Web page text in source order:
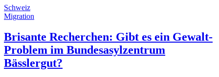
Schweiz
Migration
Brisante Recherchen: Gibt es ein Gewalt-
Problem im Bundesasylzentrum
Bässlergut?